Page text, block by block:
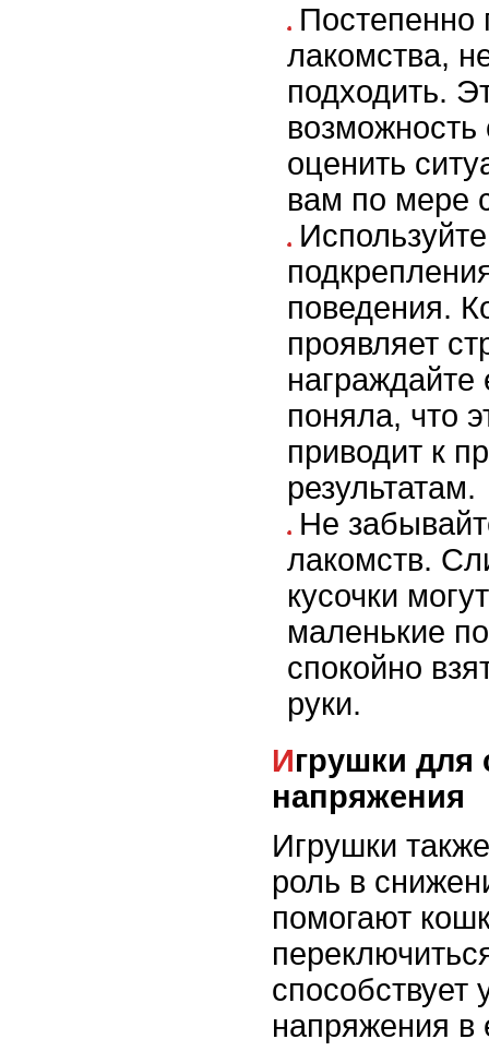
Постепенно
лакомства,
подходить.
возможность
оценить
вам по мере
поведения.
проявляет
поняла, что
приводит к
результатам.
Не
лакомств.
кусочки
маленькие
спокойно
руки.
Игрушки для снятия
напряжения
Игрушки
роль в
помогают
напряжения в